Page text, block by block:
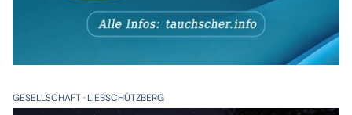
GESELLSCHAFT LIEBSCHÜTZBERG